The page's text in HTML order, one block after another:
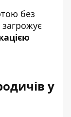
без
у